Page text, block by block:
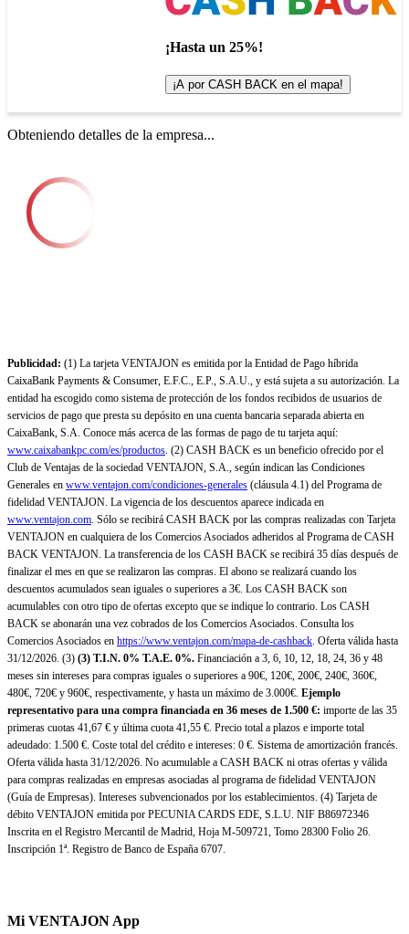
¡Hasta un 25%!
¡A por CASH BACK en el mapa!
Obteniendo detalles de la empresa...
Publicidad: (1) La tarjeta VENTAJON es emitida por la Entidad de Pago híbrida
CaixaBank Payments & Consumer, E.F.C., E.P., S.A.U., y está sujeta a su autorización. La
entidad ha escogido como sistema de protección de los fondos recibidos de usuarios de
servicios de pago que presta su depósito en una cuenta bancaria separada abierta en
CaixaBank, S.A. Conoce más acerca de las formas de pago de tu tarjeta aquí:
www.caixabankpc.com/es/productos. (2) CASH BACK es un beneficio ofrecido por el
Club de Ventajas de la sociedad VENTAJON, S.A., según indican las Condiciones
Generales en www.ventajon.com/condiciones-generales (cláusula 4.1) del Programa de
fidelidad VENTAJON. La vigencia de los descuentos aparece indicada en
www.ventajon.com. Sólo se recibirá CASH BACK por las compras realizadas con Tarjeta
VENTAJON en cualquiera de los Comercios Asociados adheridos al Programa de CASH
BACK VENTAJON. La transferencia de los CASH BACK se recibirá 35 días después de
finalizar el mes en que se realizaron las compras. El abono se realizará cuando los
descuentos acumulados sean iguales o superiores a 3€. Los CASH BACK son
acumulables con otro tipo de ofertas excepto que se indique lo contrario. Los CASH
BACK se abonarán una vez cobrados de los Comercios Asociados. Consulta los
Comercios Asociados en https://www.ventajon.com/mapa-de-cashback. Oferta válida hasta
31/12/2026. (3) (3) T.I.N. 0% T.A.E. 0%. Financiación a 3, 6, 10, 12, 18, 24, 36 y 48
meses sin intereses para compras iguales o superiores a 90€, 120€, 200€, 240€, 360€,
480€, 720€ y 960€, respectivamente, y hasta un máximo de 3.000€. Ejemplo
representativo para una compra financiada en 36 meses de 1.500 €: importe de las 35
primeras cuotas 41,67 € y última cuota 41,55 €. Precio total a plazos e importe total
adeudado: 1.500 €. Coste total del crédito e intereses: 0 €. Sistema de amortización francés.
Oferta válida hasta 31/12/2026. No acumulable a CASH BACK ni otras ofertas y válida
para compras realizadas en empresas asociadas al programa de fidelidad VENTAJON
(Guía de Empresas). Intereses subvencionados por los establecimientos. (4) Tarjeta de
débito VENTAJON emitida por PECUNIA CARDS EDE, S.L.U. NIF B86972346
Inscrita en el Registro Mercantil de Madrid, Hoja M-509721, Tomo 28300 Folio 26.
Inscripción 1ª. Registro de Banco de España 6707.
Mi VENTAJON App